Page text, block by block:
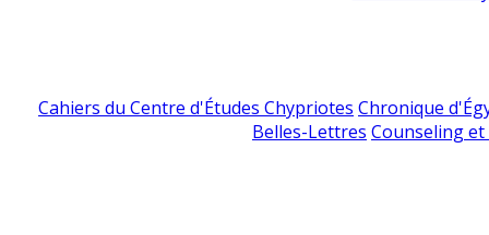
Cahiers du Centre d'Études Chypriotes Chronique
Belles-Lettres Counseling